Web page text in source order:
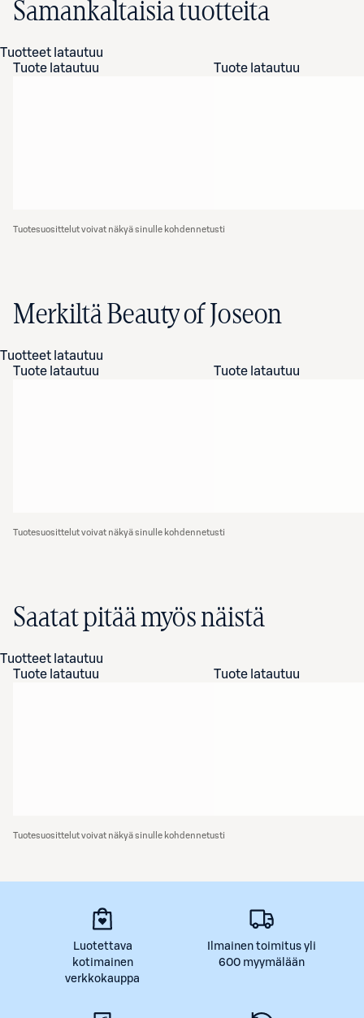
Samankaltaisia tuotteita
Tuotteet latautuu
Tuote latautuu
Tuote latautuu
Tuotesuosittelut voivat näkyä sinulle kohdennetusti
Merkiltä Beauty of Joseon
Tuotteet latautuu
Tuote latautuu
Tuote latautuu
Tuotesuosittelut voivat näkyä sinulle kohdennetusti
Saatat pitää myös näistä
Tuotteet latautuu
Tuote latautuu
Tuote latautuu
Tuotesuosittelut voivat näkyä sinulle kohdennetusti
Luotettava
kotimainen
verkkokauppa
Ilmainen toimitus yli
600 myymälään